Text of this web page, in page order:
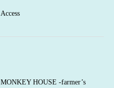
Access
MONKEY HOUSE -farmer’s